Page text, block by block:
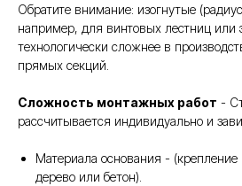
Обратите внимание: изогнутые
например, для винтовых лестниц или
технологически сложнее в
прямых секций.
Сложность монтажных работ -
рассчитывается индивидуально и
Материала основания -
дерево или бетон).